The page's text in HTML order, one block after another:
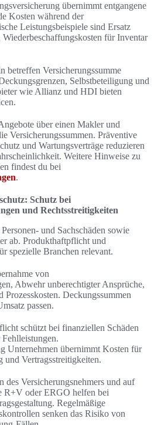
übernimmt entgangene
Kosten während der
Leistungsbeispiele sind Ersatz
für Inventar
betreffen Versicherungssumme
Selbstbeteiligung und
wie Allianz und HDI bieten
über einen Makler und
Versicherungssummen. Präventive
und Wartungsverträge reduzieren
Weitere Hinweise zu
findest du bei
.
Schutz bei
und Rechtsstreitigkeiten
und Sachschäden sowie
ab. Produkthaftpflicht und
spezielle Branchen relevant.
von
Abwehr unberechtigter Ansprüche,
Deckungssummen
passen.
schützt bei finanziellen Schäden
Unternehmen übernimmt Kosten für
und Vertragsstreitigkeiten.
des Versicherungsnehmers und auf
R+V oder ERGO helfen bei
Regelmäßige
senken das Risiko von